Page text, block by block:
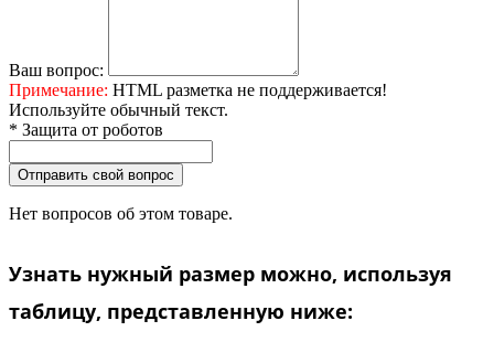
Ваш вопрос:
Примечание: HTML разметка не поддерживается!
Используйте обычный текст.
* Защита от роботов
Отправить свой вопрос
Нет вопросов об этом товаре.
Узнать нужный размер можно, используя
таблицу, представленную ниже: